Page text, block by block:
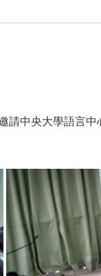
中央大學語言中